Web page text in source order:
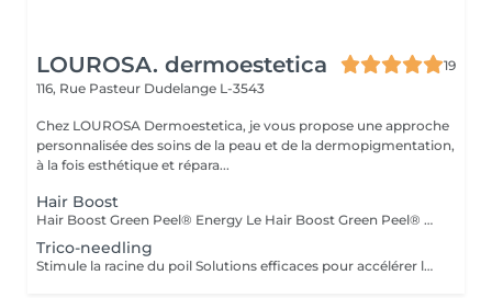
LOUROSA. dermoestetica
19
116, Rue Pasteur Dudelange L-3543
Chez LOUROSA Dermoestetica, je vous propose une approche
personnalisée des soins de la peau et de la dermopigmentation,
à la fois esthétique et répara...
Hair Boost
Hair Boost Green Peel® Energy Le Hair Boost Green Peel® Energy est un traitement naturel du cuir chevelu développé à partir de la méthode originale du GREEN PEEL® du Dr. Christine Schrammek. Ce protocole innovant a été conçu pour stimuler le cuir chevelu, favoriser un environnement optimal à la croissance des cheveux et améliorer leur qualité globale. Grâce à un mélange exclusif de plantes, de minéraux, d'enzymes et d'oligo-éléments, le soin active la microcirculation, stimule le renouvellement cellulaire et favorise l'apport en nutriments essentiels au niveau des follicules pileux. Le cuir chevelu est ainsi revitalisé, oxygéné et préparé à soutenir une croissance capillaire plus saine. Le traitement est particulièrement indiqué en cas de : * Chute de cheveux diffuse * Cheveux affinés ou fragilisés * Perte de densité capillaire * Cuir chevelu fatigué ou déséquilibré * Cheveux manquant de force et de vitalité Les bénéfices Stimule la microcirculation du cuir chevelu Favorise un environnement propice à la croissance des cheveux Revitalise les follicules pileux Améliore la qualité du cuir chevelu Renforce la vitalité et la résistance des cheveux Contribue à améliorer la densité capillaire au fil des séances
Trico-needling
Stimule la racine du poil Solutions efficaces pour accélérer la pousse du poil du cuir chevelu grâce aux traitements transépidermique